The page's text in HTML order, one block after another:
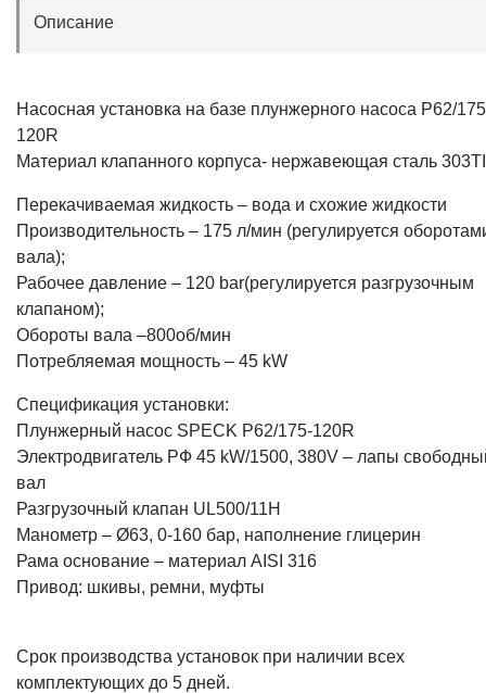
Описание
Насосная установка на базе плунжерного насоса P62/
120R
Материал клапанного корпуса- нержавеющая сталь 303TI
Перекачиваемая жидкость – вода и схожие жидкости
Производительность – 175 л/мин (регулируется
вала);
Рабочее давление – 120 bar(регулируется разгрузочным
клапаном);
Обороты вала –800об/мин
Потребляемая мощность – 45 kW
Спецификация установки:
Плунжерный насос SPECK P62/175-120R
Электродвигатель РФ 45 kW/1500, 380V – лапы
вал
Разгрузочный клапан UL500/11H
Манометр – Ø63, 0-160 бар, наполнение глицерин
Рама основание – материал AISI 316
Привод: шкивы, ремни, муфты
Срок производства установок при наличии всех
комплектующих до 5 дней.